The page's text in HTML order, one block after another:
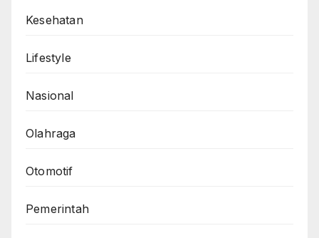
Kesehatan
Lifestyle
Nasional
Olahraga
Otomotif
Pemerintah